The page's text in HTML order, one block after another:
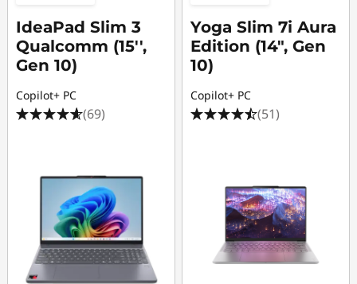
IdeaPad Slim 3
Qualcomm (15'',
Gen 10)
Copilot+ PC
(69)
Yoga Slim 7i Aura
Edition (14", Gen
10)
Copilot+ PC
(51)